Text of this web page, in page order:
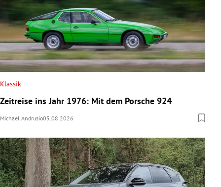
Klassik
Zeitreise ins Jahr 1976: Mit dem Porsche 924
Michael Andrusio05.08.2026